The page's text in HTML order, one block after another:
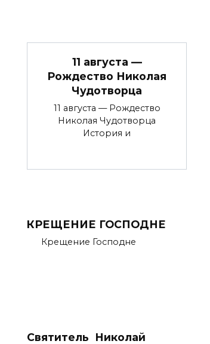
11 августа —
Рождество Николая
Чудотворца
11 августа — Рождество
Николая Чудотворца
История и
КРЕЩЕНИЕ ГОСПОДНЕ
Крещение Господне
Святитель Николай